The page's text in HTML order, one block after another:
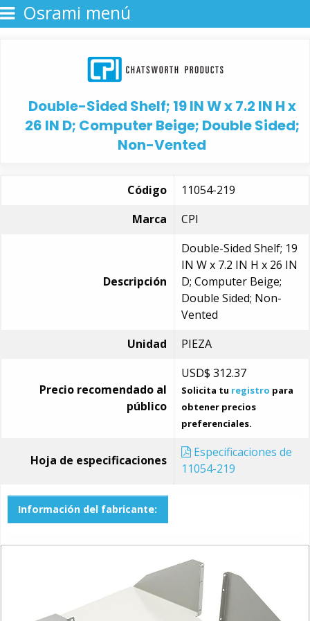
Osrami menú
Double-Sided Shelf; 19 IN W x 7.2 IN H x
26 IN D; Computer Beige; Double Sided;
Non-Vented
Código
11054-219
Marca
CPI
Descripción
Double-Sided Shelf; 19
IN W x 7.2 IN H x 26 IN
D; Computer Beige;
Double Sided; Non-
Vented
Unidad
PIEZA
Precio recomendado al
público
USD$ 312.37
Solicita tu registro para
obtener precios
preferenciales.
Hoja de especificaciones
Especificaciones de
11054-219
Información del fabricante: